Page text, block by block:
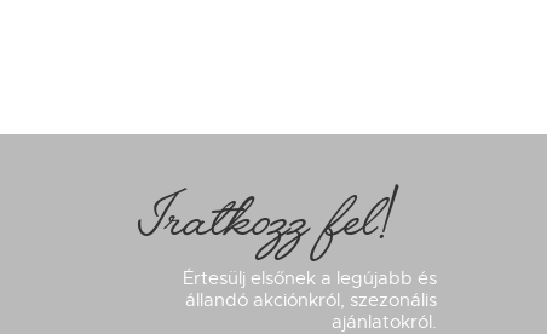
Iratkozz fel!
Értesülj elsőnek a legújabb és
állandó akciónkról, szezonális
ajánlatokról.